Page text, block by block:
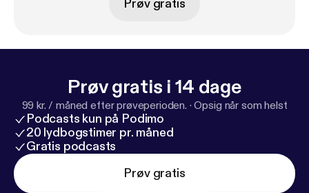
Prøv gratis
Prøv gratis i 14 dage
99 kr. / måned efter prøveperioden. ·Opsig når som helst
Podcasts kun på Podimo
20 lydbogstimer pr. måned
Gratis podcasts
Prøv gratis